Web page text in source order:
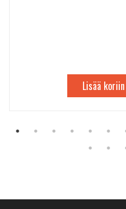
Lisää koriin